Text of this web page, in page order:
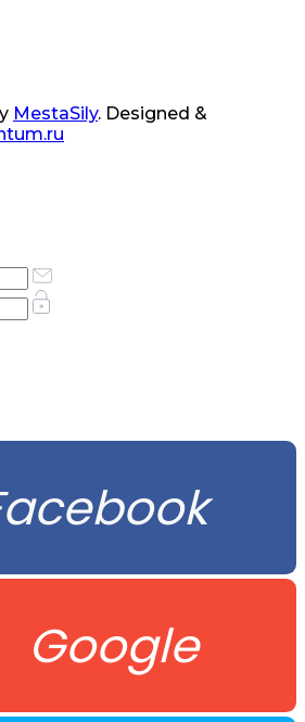
MestaSily. Designed &
Google